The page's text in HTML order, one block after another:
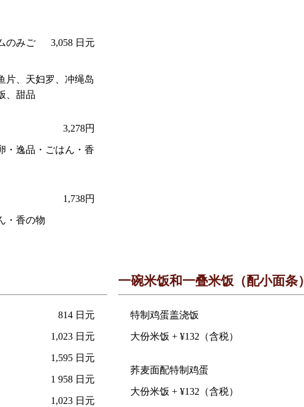
のみご
3,058 日元
片、天妇罗、冲绳岛
、甜品
3,278円
・逸品・ごはん・香
1,738円
・香の物
814 日元
1,023 日元
1,595 日元
1 958 日元
1,023 日元
一碗米饭和一叠米饭（配小面条）
特制鸡蛋盖浇饭
大份米饭 + ¥132（含税）
荞麦面配特制鸡蛋
大份米饭 + ¥132（含税）